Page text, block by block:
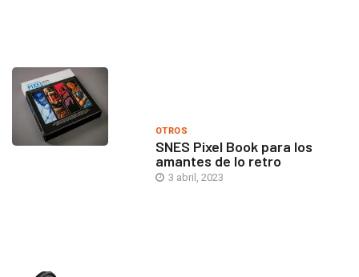
OTROS
SNES Pixel Book para los
amantes de lo retro
3 abril, 2023